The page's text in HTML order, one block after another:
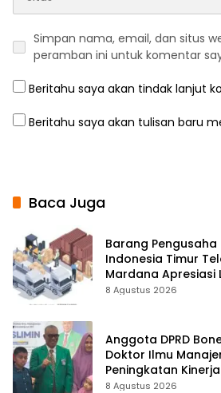
Simpan nama, email, dan situs
peramban ini untuk komentar
Beritahu saya akan tindak lanjut
Beritahu saya akan tulisan baru
Baca Juga
Barang
Indonesia Timur
Mardana Apresiasi
Penyelesaian PT
8 Agustus 2026
Anggota DPRD
Doktor Ilmu
Peningkatan Kinerja
8 Agustus 2026